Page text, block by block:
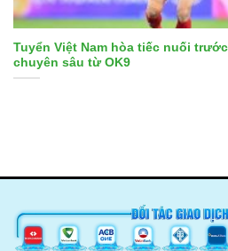
Tuyển Việt Nam hòa tiếc nuối
chuyên sâu từ OK9